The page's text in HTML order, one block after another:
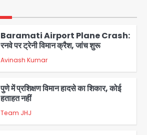
Baramati Airport Plane Crash:
रनवे पर ट्रेनी विमान क्रैश, जांच शुरू
Avinash Kumar
पुणे में प्रशिक्षण विमान हादसे का शिकार, कोई
हताहत नहीं
Team JHJ